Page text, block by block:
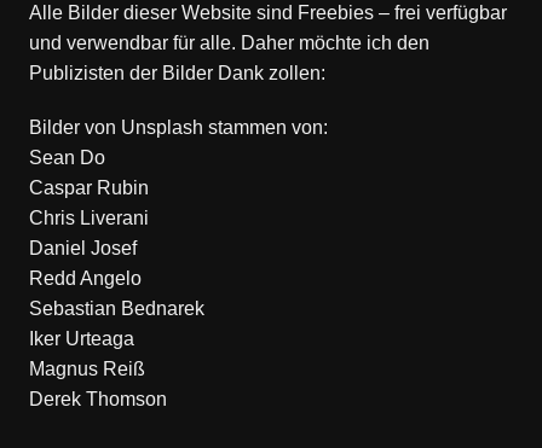
Alle Bilder dieser Website sind Freebies – frei verfügbar
und verwendbar für alle. Daher möchte ich den
Publizisten der Bilder Dank zollen:
Bilder von Unsplash stammen von:
Sean Do
Caspar Rubin
Chris Liverani
Daniel Josef
Redd Angelo
Sebastian Bednarek
Iker Urteaga
Magnus Reiß
Derek Thomson